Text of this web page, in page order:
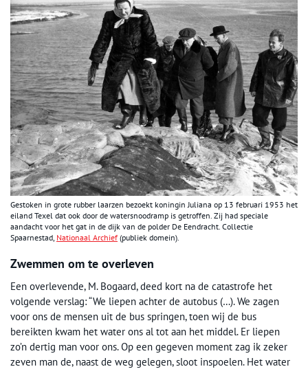
Gestoken in grote rubber laarzen bezoekt koningin Juliana op 13 februari 1953 het
eiland Texel dat ook door de watersnoodramp is getroffen. Zij had speciale
aandacht voor het gat in de dijk van de polder De Eendracht. Collectie
Spaarnestad, Nationaal Archief (publiek domein).
Zwemmen om te overleven
Een overlevende, M. Bogaard, deed kort na de catastrofe het
volgende verslag: “We liepen achter de autobus (…). We zagen
voor ons de mensen uit de bus springen, toen wij de bus
bereikten kwam het water ons al tot aan het middel. Er liepen
zo’n dertig man voor ons. Op een gegeven moment zag ik zeker
zeven man de, naast de weg gelegen, sloot inspoelen. Het water